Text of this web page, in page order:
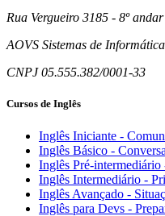
Rua Vergueiro 3185 - 8º andar
AOVS Sistemas de
CNPJ 05.555.382/0001-33
Cursos de Inglês
Inglês Iniciante -
Inglês Básico -
Inglês Pré-
Inglês Intermediário -
Inglês Avançado -
Inglês para Devs -